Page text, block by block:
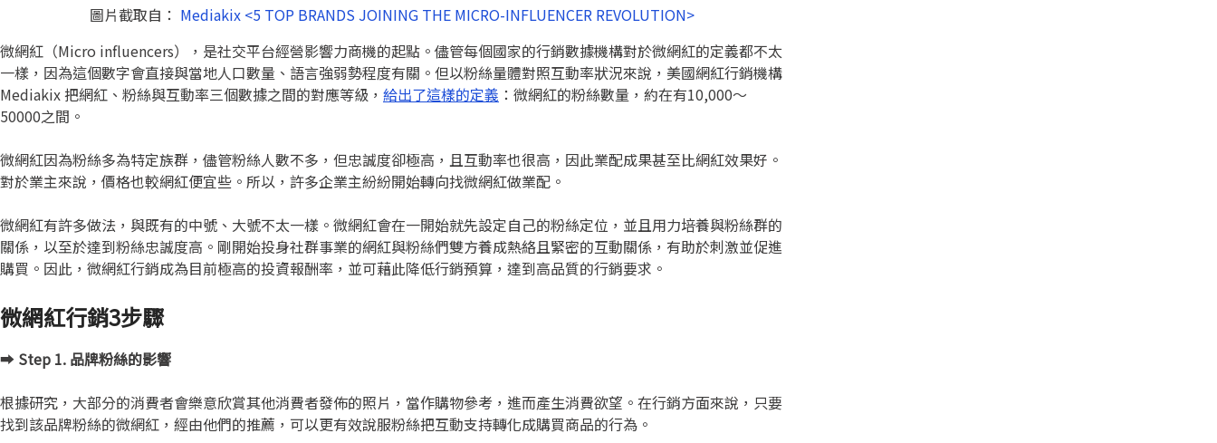
圖片截取自： Mediakix <5 TOP BRANDS JOINING THE MICRO-INFLUENCER REVOLUTION>
微網紅（Micro influencers），是社交平台經營影響力商機的起點。儘管每個國家的行銷數據機構對於微網紅的定義都不太
一樣，因為這個數字會直接與當地人口數量、語言強弱勢程度有關。但以粉絲量體對照互動率狀況來說，美國網紅行銷機構
Mediakix 把網紅、粉絲與互動率三個數據之間的對應等級， 給出了這樣的定義 ：微網紅的粉絲數量，約在有10,000～
50000之間。
微網紅因為粉絲多為特定族群，儘管粉絲人數不多，但忠誠度卻極高，且互動率也很高，因此業配成果甚至比網紅效果好。
對於業主來說，價格也較網紅便宜些。所以，許多企業主紛紛開始轉向找微網紅做業配。
微網紅有許多做法，與既有的中號、大號不太一樣。微網紅會在一開始就先設定自己的粉絲定位，並且用力培養與粉絲群的
關係，以至於達到粉絲忠誠度高。剛開始投身社群事業的網紅與粉絲們雙方養成熱絡且緊密的互動關係，有助於刺激並促進
購買。因此，微網紅行銷成為目前極高的投資報酬率，並可藉此降低行銷預算，達到高品質的行銷要求。
微網紅行銷3步驟
➡️ Step 1. 品牌粉絲的影響
根據研究，大部分的消費者會樂意欣賞其他消費者發佈的照片，當作購物參考，進而產生消費欲望。在行銷方面來說，只要
找到該品牌粉絲的微網紅，經由他們的推薦，可以更有效說服粉絲把互動支持轉化成購買商品的行為。